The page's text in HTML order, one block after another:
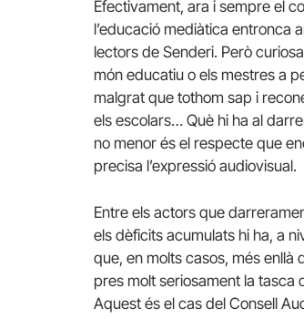
Efectivament, ara i sempre el
l’educació mediàtica entronca
lectors de Senderi. Però
món educatiu o els mestres a
malgrat que tothom sap i
els escolars… Què hi ha al
no menor és el respecte que
precisa l’expressió audiovisual.
Entre els actors que
els dèficits acumulats hi ha, a
que, en molts casos, més enllà
pres molt seriosament la
Aquest és el cas del Consell